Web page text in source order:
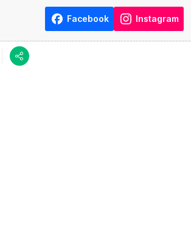
Facebook Instagram